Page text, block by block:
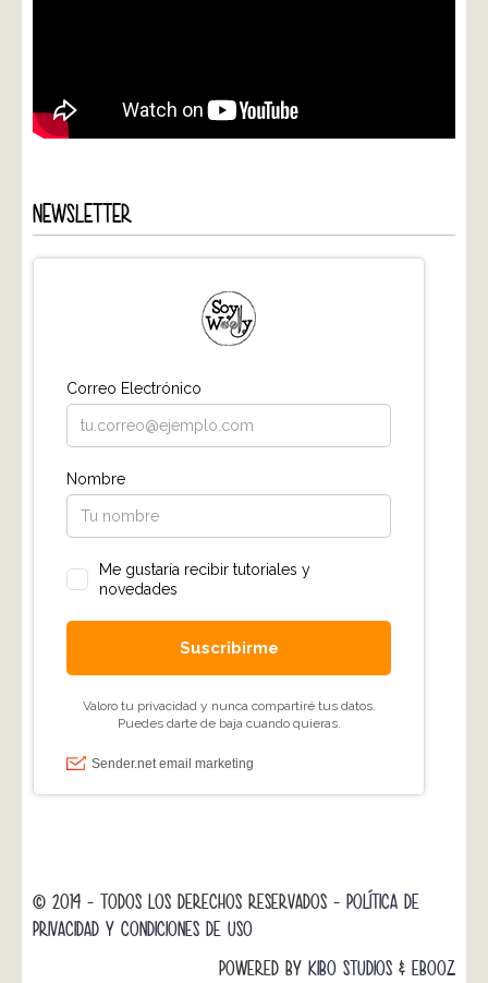
NEWSLETTER
© 2014 - TODOS LOS DERECHOS RESERVADOS - POLÍTICA DE
PRIVACIDAD Y CONDICIONES DE USO
POWERED BY KIBO STUDIOS & EBOOZ